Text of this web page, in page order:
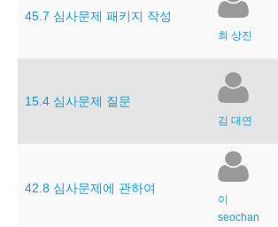
45.7 심사문제 패키지 작성
최 상진
15.4 심사문제 질문
김 대연
42.8 심사문제에 관하여
이
seochan